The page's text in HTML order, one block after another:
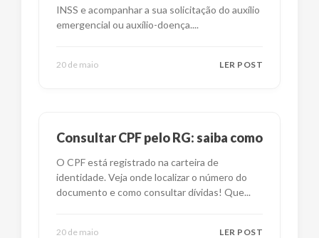
INSS e acompanhar a sua solicitação do auxílio
emergencial ou auxílio-doença....
20 de maio LER POST
Consultar CPF pelo RG: saiba como
O CPF está registrado na carteira de
identidade. Veja onde localizar o número do
documento e como consultar dívidas! Que...
20 de maio LER POST